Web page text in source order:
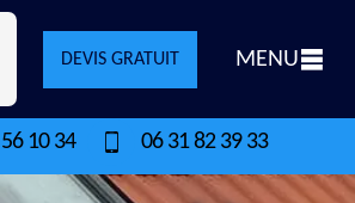
DEVIS GRATUIT MENU
10 34 06 31 82 39 33